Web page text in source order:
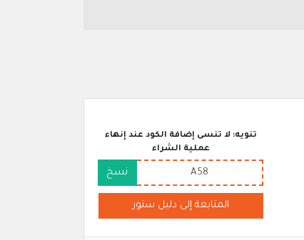
تنويه: لا تنسى إضافة الكود عند إنهاء
عملية الشراء
A58 نسخ
المتابعة إلى دليل ستور